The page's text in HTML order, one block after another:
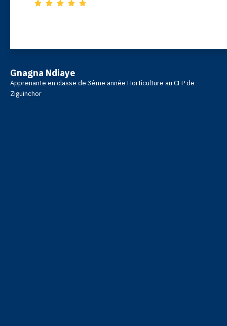
Gnagna Ndiaye
Apprenante en classe de 3ème année Horticulture au CFP de
Ziguinchor